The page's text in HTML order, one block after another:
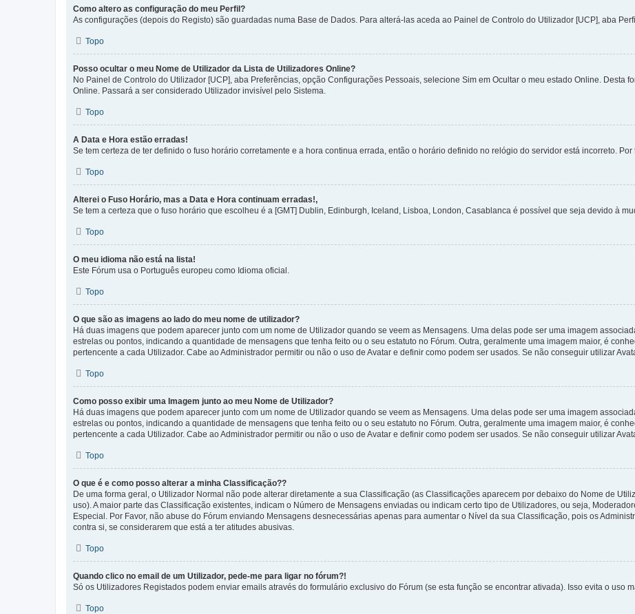
Como altero as configuração do meu Perfil?
As configurações (depois do Registo) são guardadas numa Base de Dados. Para alterá-las aceda ao Painel de Controlo do Utilizador [UCP], aba
Topo
Posso ocultar o meu Nome de Utilizador da Lista de Utilizadores Online?
No Painel de Controlo do Utilizador [UCP], aba Preferências, opção Configurações Pessoais, selecione Sim em Ocultar o meu estado Online. Desta
Online. Passará a ser considerado Utilizador invisível pelo Sistema.
Topo
A Data e Hora estão erradas!
Se tem certeza de ter definido o fuso horário corretamente e a hora continua errada, então o horário definido no relógio do servidor está incorreto.
Topo
Alterei o Fuso Horário, mas a Data e Hora continuam erradas!,
Se tem a certeza que o fuso horário que escolheu é a [GMT] Dublin, Edinburgh, Iceland, Lisboa, London, Casablanca é possível que seja devido à
Topo
O meu idioma não está na lista!
Este Fórum usa o Português europeu como Idioma oficial.
Topo
O que são as imagens ao lado do meu nome de utilizador?
Há duas imagens que podem aparecer junto com um nome de Utilizador quando se veem as Mensagens. Uma delas pode ser uma imagem
estrelas ou pontos, indicando a quantidade de mensagens que tenha feito ou o seu estatuto no Fórum. Outra, geralmente uma imagem maior, é
pertencente a cada Utilizador. Cabe ao Administrador permitir ou não o uso de Avatar e definir como podem ser usados. Se não conseguir utilizar
Topo
Como posso exibir uma Imagem junto ao meu Nome de Utilizador?
Há duas imagens que podem aparecer junto com um nome de Utilizador quando se veem as Mensagens. Uma delas pode ser uma imagem
estrelas ou pontos, indicando a quantidade de mensagens que tenha feito ou o seu estatuto no Fórum. Outra, geralmente uma imagem maior, é
pertencente a cada Utilizador. Cabe ao Administrador permitir ou não o uso de Avatar e definir como podem ser usados. Se não conseguir utilizar
Topo
O que é e como posso alterar a minha Classificação??
De uma forma geral, o Utilizador Normal não pode alterar diretamente a sua Classificação (as Classificações aparecem por debaixo do Nome de
uso). A maior parte das Classificação existentes, indicam o Número de Mensagens enviadas ou indicam certo tipo de Utilizadores, ou seja,
Especial. Por Favor, não abuse do Fórum enviando Mensagens desnecessárias apenas para aumentar o Nível da sua Classificação, pois os
contra si, se considerarem que está a ter atitudes abusivas.
Topo
Quando clico no email de um Utilizador, pede-me para ligar no fórum?!
Só os Utilizadores Registados podem enviar emails através do formulário exclusivo do Fórum (se esta função se encontrar ativada). Isso evita o uso
Topo